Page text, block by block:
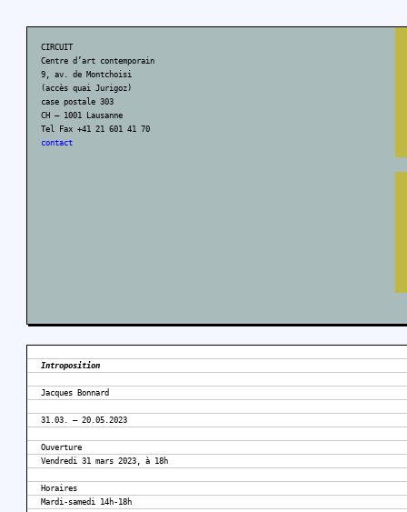
CIRCUIT
Centre d’art contemporain
9, av. de Montchoisi
(accès quai Jurigoz)
case postale 303
CH – 1001 Lausanne
Tel Fax +41 21 601 41 70
contact
Introposition
Jacques Bonnard
31.03. – 20.05.2023
Ouverture
Vendredi 31 mars 2023, à 18h
Horaires
Mardi-samedi 14h-18h